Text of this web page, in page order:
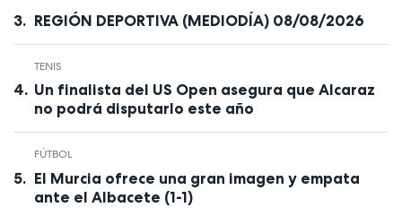
REGIÓN DEPORTIVA (MEDIODÍA) 08/08/2026
TENIS
Un finalista del US Open asegura que Alcaraz
no podrá disputarlo este año
FÚTBOL
El Murcia ofrece una gran imagen y empata
ante el Albacete (1-1)